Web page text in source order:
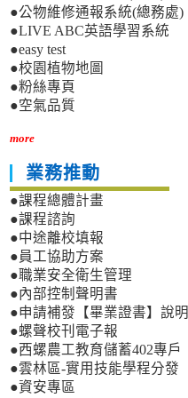
●公物維修通報系統(總務處)
●LIVE ABC英語學習系統
●easy test
●校園植物地圖
●粉絲專頁
●空氣品質
more
業務推動
●課程總體計畫
●課程諮詢
●中途離校填報
●員工協助方案
●職業安全衛生管理
●內部控制聲明書
●申請補發【畢業證書】說明
●螺聲校刊電子報
●西螺農工教育儲蓄402專戶
●雲林區-實用技能學程分發
●資安專區